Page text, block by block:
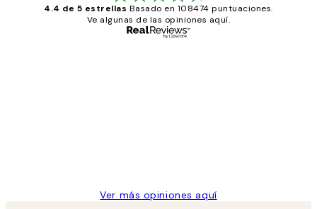
4.4 de 5 estrellas Basado en 108474 puntuaciones.
Ve algunas de las opiniones aquí.
Ver más opiniones aquí